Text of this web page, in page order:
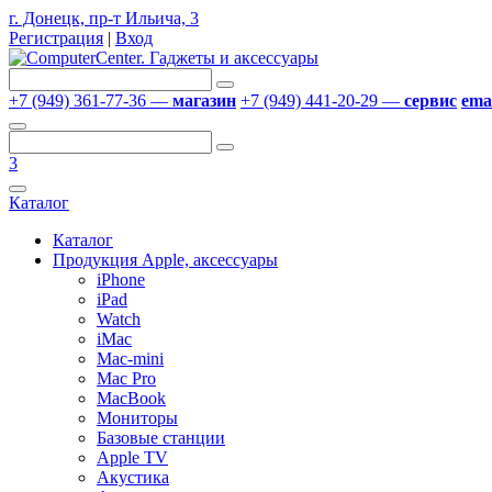
г. Донецк, пр-т Ильича, 3
Регистрация | Вход
+7 (949) 361-77-36 — магазин +7 (949) 441-20-29 — сервис
3
Каталог
Каталог
Продукция Apple, аксессуары
iPhone
iPad
Watch
iMac
Mac-mini
Mac Pro
MacBook
Мониторы
Базовые станции
Apple TV
Акустика